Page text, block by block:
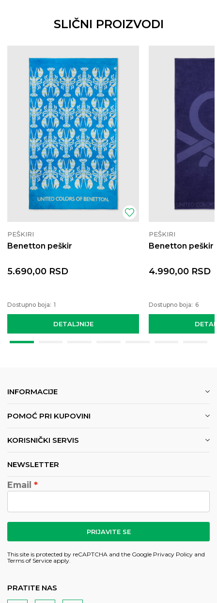
SLIČNI PROIZVODI
PEŠKIRI
Benetton peškir
DETALJNIJE
5.690,00 RSD
Dostupno boja: 1
PEŠKIRI
Benetton peškir
4.990,00 RSD
Dostupno boja: 6
INFORMACIJE
POMOĆ PRI KUPOVINI
KORISNIČKI SERVIS
NEWSLETTER
Email
PRIJAVITE SE
This site is protected by reCAPTCHA and the Google Privacy Policy and
Terms of Service apply.
PRATITE NAS